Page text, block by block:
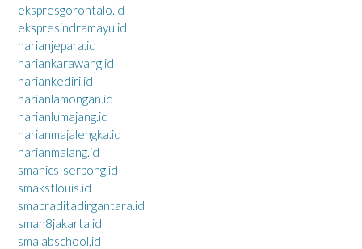
ekspresgorontalo.id
ekspresindramayu.id
harianjepara.id
hariankarawang.id
hariankediri.id
harianlamongan.id
harianlumajang.id
harianmajalengka.id
harianmalang.id
smanics-serpong.id
smakstlouis.id
smapraditadirgantara.id
sman8jakarta.id
smalabschool.id